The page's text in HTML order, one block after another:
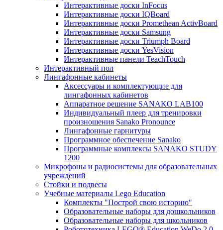
Интерактивные доски InFocus
Интерактивные доски IQBoard
Интерактивные доски Promethean ActivBoard
Интерактивные доски Samsung
Интерактивные доски Triumph Board
Интерактивные доски YesVision
Интерактивные панели TeachTouch
Интерактивный пол
Лингафонные кабинеты
Аксессуары и комплектующие для
лингафонных кабинетов
Аппаратное решение SANAKO LAB100
Индивидуальный плеер для тренировки
произношения Sanako Pronounce
Лингафонные гарнитуры
Программное обеспечение Sanako
Программные комплексы SANAKO STUDY
1200
Микрофоны и радиосистемы для образовательных
учреждений
Стойки и подвесы
Учебные материалы Lego Education
Комплекты "Построй свою историю"
Образовательные наборы для дошкольников
Образовательные наборы для школьников